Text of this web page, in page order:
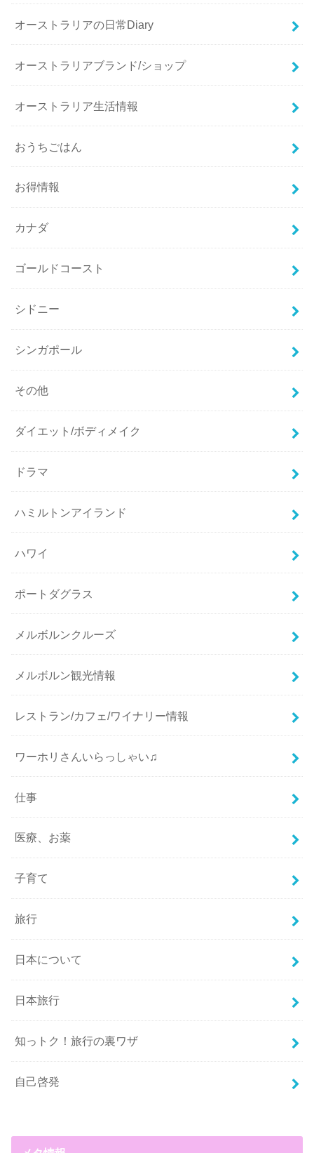
オーストラリアの日常Diary
オーストラリアブランド/ショップ
オーストラリア生活情報
おうちごはん
お得情報
カナダ
ゴールドコースト
シドニー
シンガポール
その他
ダイエット/ボディメイク
ドラマ
ハミルトンアイランド
ハワイ
ポートダグラス
メルボルンクルーズ
メルボルン観光情報
レストラン/カフェ/ワイナリー情報
ワーホリさんいらっしゃい♫
仕事
医療、お薬
子育て
旅行
日本について
日本旅行
知っトク！旅行の裏ワザ
自己啓発